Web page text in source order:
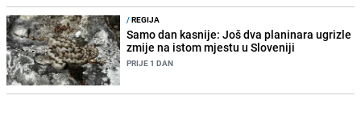
/REGIJA
Samo dan kasnije: Još dva planinara ugrizle
zmije na istom mjestu u Sloveniji
PRIJE 1 DAN